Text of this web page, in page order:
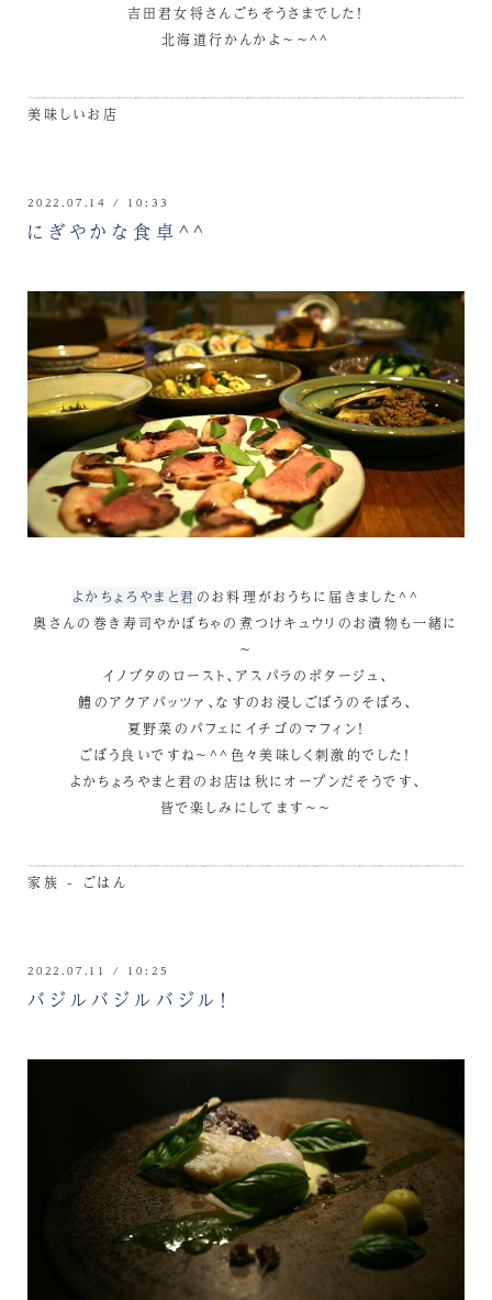
吉田君女将さんごちそうさまでした！
北海道行かんかよ～～^^
美味しいお店
2022.07.14 / 10:33
にぎやかな食卓^^
よかちょろやまと君 のお料理がおうちに届きました^^
奥さんの巻き寿司やかぼちゃの煮つけキュウリのお漬物も一緒に
～
イノブタのロースト、アスパラのポタージュ、
鱧のアクアパッツァ、なすのお浸しごぼうのそぼろ、
夏野菜のパフェにイチゴのマフィン！
ごぼう良いですね～^^色々美味しく刺激的でした！
よかちょろやまと君のお店は秋にオープンだそうです、
皆で楽しみにしてます～～
家族 - ごはん
2022.07.11 / 10:25
バジルバジルバジル！